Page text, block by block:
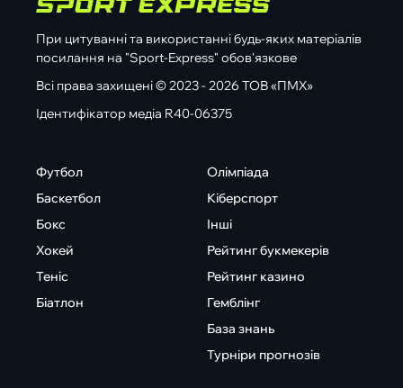
При цитуванні та використанні будь-яких матеріалів
посилання на "Sport-Express" обов'язкове
Всі права захищені © 2023 - 2026 ТОВ «ПМХ»
Ідентифікатор медіа R40-06375
Футбол
Баскетбол
Бокс
Хокей
Теніс
Біатлон
Олімпіада
Кіберспорт
Інші
Рейтинг букмекерів
Рейтинг казино
Гемблінг
База знань
Турніри прогнозів